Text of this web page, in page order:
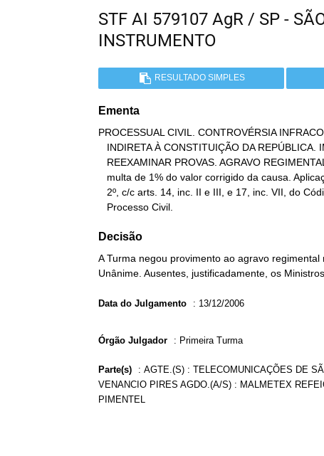
STF AI 579107 AgR / SP -
INSTRUMENTO
RESULTADO SIMPLES
Ementa
PROCESSUAL CIVIL. CONTROVÉRSIA
   Processo Civil.
Decisão
A Turma negou provimento ao agravo
Unânime. Ausentes, justificadamente, os
Data do Julgamento : 13/12/2006
Órgão Julgador : Primeira Turma
Parte(s) : AGTE.(S) : TELECOMUNICAÇÕES DE
VENANCIO PIRES AGDO.(A/S) : MALMETEX
PIMENTEL